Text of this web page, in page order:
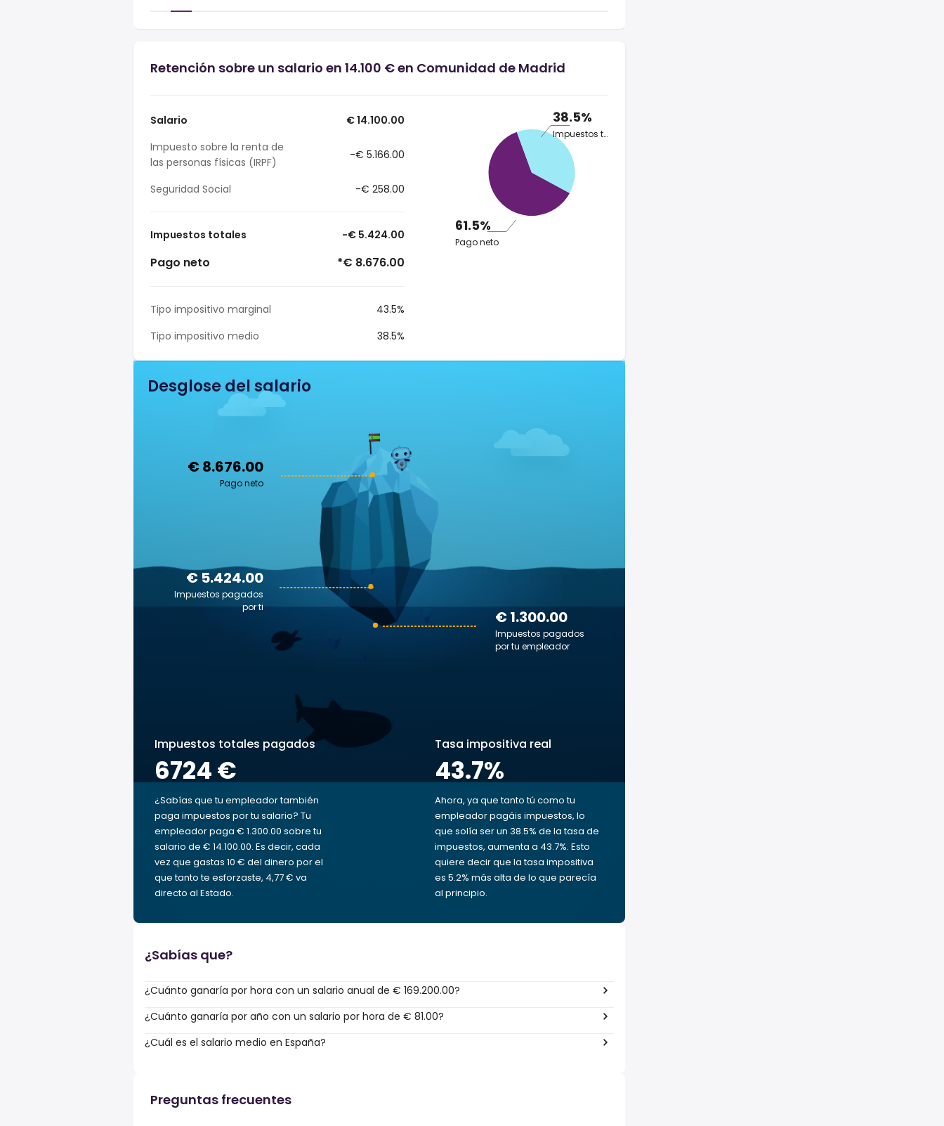
Retención sobre un salario en 14.100 € en Comunidad de Madrid
Salario
€ 14.100.00
Impuesto sobre la renta de
las personas físicas (IRPF)
-€ 5.166.00
Seguridad Social -€ 258.00
Impuestos totales -€ 5.424.00
Pago neto *€ 8.676.00
Tipo impositivo marginal
43.5%
Tipo impositivo medio
38.5%
38.5%
Impuestos totales
61.5%
Pago neto
Desglose del salario
€ 8.676.00
Pago neto
€ 1.300.00
Impuestos pagados
por tu empleador
€ 5.424.00
Impuestos pagados
por ti
Impuestos totales pagados
6724 €
¿Sabías que tu empleador también
paga impuestos por tu salario? Tu
empleador paga € 1.300.00 sobre tu
salario de € 14.100.00. Es decir, cada
vez que gastas 10 € del dinero por el
que tanto te esforzaste, 4,77 € va
directo al Estado.
Tasa impositiva real
43.7%
Ahora, ya que tanto tú como tu
empleador pagáis impuestos, lo
que solía ser un 38.5% de la tasa de
impuestos, aumenta a 43.7%. Esto
quiere decir que la tasa impositiva
es 5.2% más alta de lo que parecía
al principio.
¿Sabías que?
¿Cuánto ganaría por hora con un salario anual de € 169.200.00?
¿Cuánto ganaría por año con un salario por hora de € 81.00?
¿Cuál es el salario medio en España?
Preguntas frecuentes